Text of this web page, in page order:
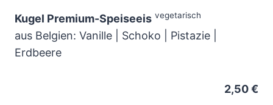
Kugel Premium-Speiseeis vegetarisch
aus Belgien: Vanille | Schoko | Pistazie |
Erdbeere
2,50 €